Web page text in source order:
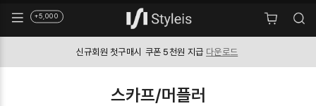
+5,000
신규회원 첫구매시 쿠폰 5천원 지급 다운로드
스카프/머플러